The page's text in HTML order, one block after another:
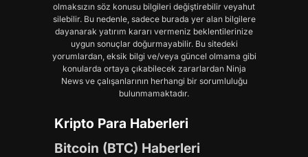
olmaksızın söz konusu bilgileri değiştirebilir veyahut
silebilir. Bu nedenle, sadece burada yer alan bilgilere
dayanarak yatırım kararı vermeniz beklentilerinize
uygun sonuçlar doğurmayabilir. Bu sitedeki
yorumlardan, eksik bilgi ve/veya güncel olmama gibi
konularda ortaya çıkabilecek zararlardan Ninja
News ve çalışanlarının herhangi bir sorumluluğu
bulunmamaktadır.
Kripto Para Haberleri
Bitcoin (BTC) Haberleri